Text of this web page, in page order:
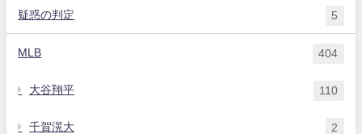
疑惑の判定 5
MLB 404
大谷翔平 110
千賀滉大 2